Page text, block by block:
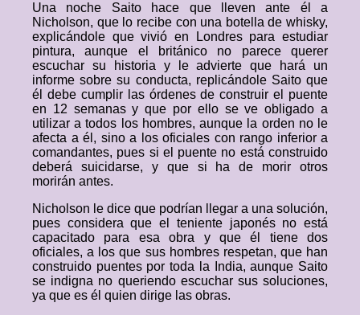
Una noche Saito hace que lleven ante él a
Nicholson, que lo recibe con una botella de whisky,
explicándole que vivió en Londres para estudiar
pintura, aunque el británico no parece querer
escuchar su historia y le advierte que hará un
informe sobre su conducta, replicándole Saito que
él debe cumplir las órdenes de construir el puente
en 12 semanas y que por ello se ve obligado a
utilizar a todos los hombres, aunque la orden no le
afecta a él, sino a los oficiales con rango inferior a
comandantes, pues si el puente no está construido
deberá suicidarse, y que si ha de morir otros
morirán antes.
Nicholson le dice que podrían llegar a una solución,
pues considera que el teniente japonés no está
capacitado para esa obra y que él tiene dos
oficiales, a los que sus hombres respetan, que han
construido puentes por toda la India, aunque Saito
se indigna no queriendo escuchar sus soluciones,
ya que es él quien dirige las obras.